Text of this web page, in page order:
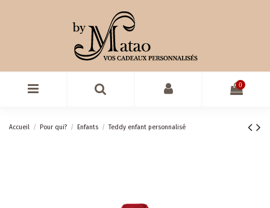
0
Accueil Pour qui? Enfants Teddy enfant personnalisé